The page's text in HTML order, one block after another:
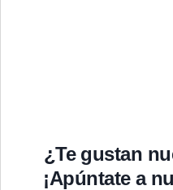
¿Te gustan
¡Apúntate a